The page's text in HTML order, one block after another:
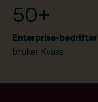
50+
Enterprise-bedrifter
bruker Kvass